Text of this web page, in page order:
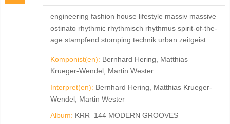
engineering fashion house lifestyle massiv massive
ostinato rhythmic rhythmisch rhythmus spirit-of-the-
age stampfend stomping technik urban zeitgeist
Komponist(en): Bernhard Hering, Matthias
Krueger-Wendel, Martin Wester
Interpret(en): Bernhard Hering, Matthias Krueger-
Wendel, Martin Wester
Album: KRR_144 MODERN GROOVES